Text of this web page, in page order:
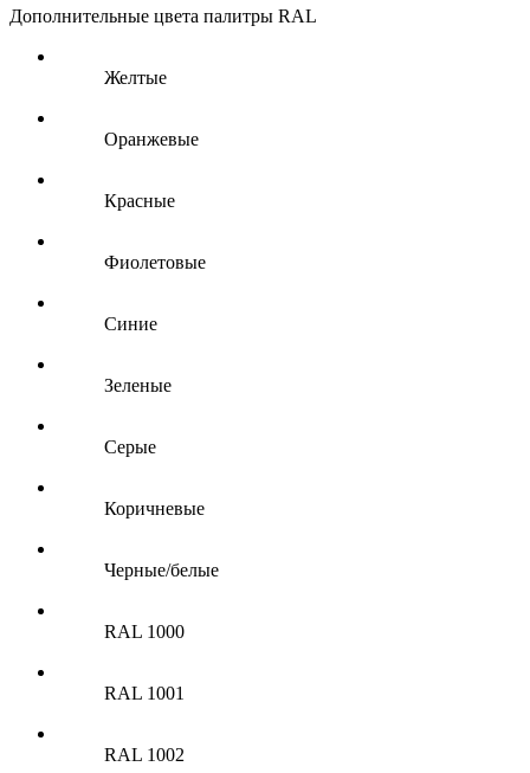
Дополнительные цвета палитры RAL
Желтые
Оранжевые
Красные
Фиолетовые
Синие
Зеленые
Серые
Коричневые
Черные/белые
RAL 1000
RAL 1001
RAL 1002